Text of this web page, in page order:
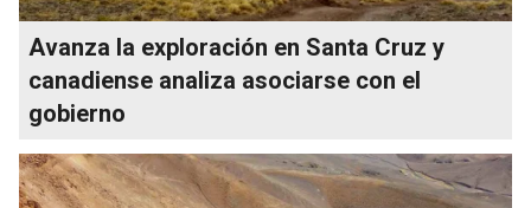
Avanza la exploración en Santa Cruz y
canadiense analiza asociarse con el
gobierno